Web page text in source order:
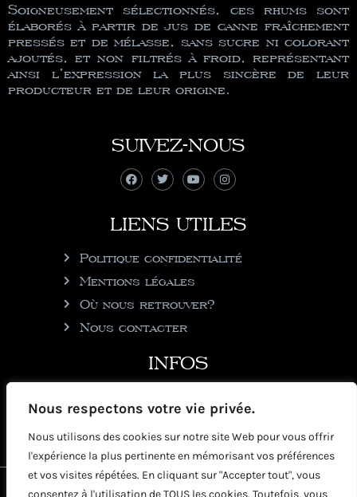
Nous respectons votre vie privée.
Nous utilisons des cookies sur notre site Web pour vous offrir
l'expérience la plus pertinente en mémorisant vos préférences
et vos visites répétées. En cliquant sur "Accepter tout", vous
consentez à l'utilisation de TOUS les cookies. Toutefois, vous
Soigneusement sélectionnés, ces rhums sont
élaborés à partir de jus de canne fraîchement
pressés et de mélasse, sans sucre ni colorant
ajoutés, et non filtrés à froid, représentant
ainsi l’expression la plus sincère de leur
producteur et de leur origine.
SUIVEZ-NOUS
LIENS UTILES
Politique confidentialité
Mentions légales
Où nous retrouver?
Nous contacter
INFOS
97150 Saint-Martin
2026 © Copyright Rhumgouverneur